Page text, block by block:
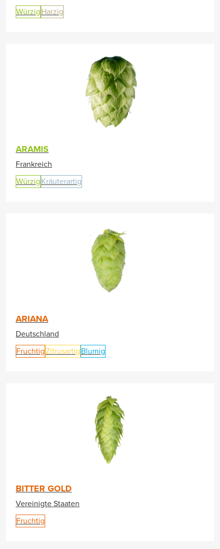
Würzig Harzig
ARAMIS
Frankreich
Würzig Kräuterartig
ARIANA
Deutschland
FruchtigZitrusartig Blumig
BITTER GOLD
Vereinigte Staaten
Fruchtig